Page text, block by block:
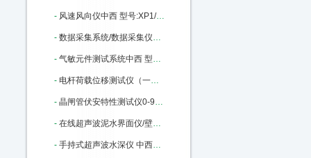
- 风速风向仪中西 型号:XP1/PH91/PH-SD1库号：M322920
- 数据采集系统/数据采集仪及分析软件（中西） 型号:ZX32/BZ7201库号：M242379
- 气敏元件测试系统中西 型号:WS-30A库号：M368882
- 电杆荷载位移测试仪（一屏）中西型号:WY18-170436库号：M170436
- 晶闸管伏安特性测试仪0-9000V 型号:KM1-DBC-021库号：M205309
- 在线超声波泥水界面仪/壁挂式超声泥水界面仪中西 型号:CQ01-MH-Y5A库号：M23018
- 手持式超声波水深仪 中西器材优势 50米 型号:CQ01-D130库号：M43497